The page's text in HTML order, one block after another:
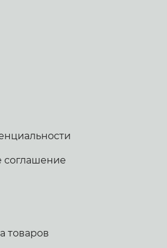
соглашение
товаров